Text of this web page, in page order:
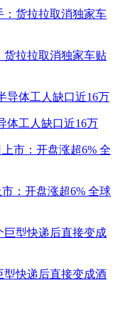
货拉拉取消独家车贴
体工人缺口近16万
：开盘涨超6% 全球
型快递后直接变成酒